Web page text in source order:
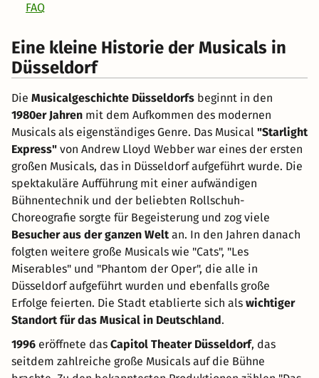
FAQ
Eine kleine Historie der Musicals in
Düsseldorf
Die Musicalgeschichte Düsseldorfs beginnt in den
1980er Jahren mit dem Aufkommen des modernen
Musicals als eigenständiges Genre. Das Musical "Starlight
Express" von Andrew Lloyd Webber war eines der ersten
großen Musicals, das in Düsseldorf aufgeführt wurde. Die
spektakuläre Aufführung mit einer aufwändigen
Bühnentechnik und der beliebten Rollschuh-
Choreografie sorgte für Begeisterung und zog viele
Besucher aus der ganzen Welt an. In den Jahren danach
folgten weitere große Musicals wie "Cats", "Les
Miserables" und "Phantom der Oper", die alle in
Düsseldorf aufgeführt wurden und ebenfalls große
Erfolge feierten. Die Stadt etablierte sich als wichtiger
Standort für das Musical in Deutschland.
1996 eröffnete das Capitol Theater Düsseldorf, das
seitdem zahlreiche große Musicals auf die Bühne